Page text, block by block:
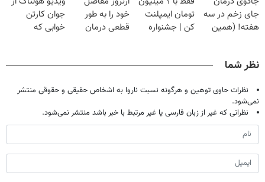
جای زخم در سه
هفته! (همین
تومان ایمپلنت
کن | جشنواره
خود را به طور
قطعی درمان
جوان کارتن
خوابی که
نظر شما
نظرات حاوی توهین و هرگونه نسبت ناروا به اشخاص حقیقی و حقوقی منتشر
نمی‌شود.
نظراتی که غیر از زبان فارسی یا غیر مرتبط با خبر باشد منتشر نمی‌شود.